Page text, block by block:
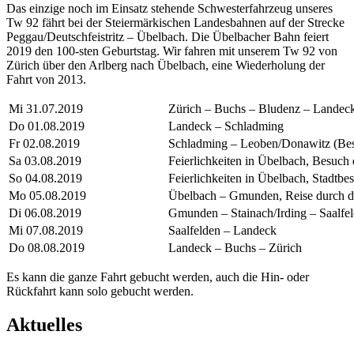
Das einzige noch im Einsatz stehende Schwesterfahrzeug unseres
Tw 92 fährt bei der Steiermärkischen Landesbahnen auf der Strecke
Peggau/Deutschfeistritz – Übelbach. Die Übelbacher Bahn feiert
2019 den 100-sten Geburtstag. Wir fahren mit unserem Tw 92 von
Zürich über den Arlberg nach Übelbach, eine Wiederholung der
Fahrt von 2013.
Mi 31.07.2019
Zürich – Buchs – Bludenz –
Do 01.08.2019
Landeck – Schladming
Fr 02.08.2019
Schladming – Leoben/Donawitz
Sa 03.08.2019
Feierlichkeiten in Übelbach,
So 04.08.2019
Feierlichkeiten in Übelbach,
Mo 05.08.2019
Übelbach – Gmunden, Reise durch
Di 06.08.2019
Gmunden – Stainach/Irding –
Mi 07.08.2019
Saalfelden – Landeck
Do 08.08.2019
Landeck – Buchs – Zürich
Es kann die ganze Fahrt gebucht werden, auch die Hin- oder
Rückfahrt kann solo gebucht werden.
Aktuelles